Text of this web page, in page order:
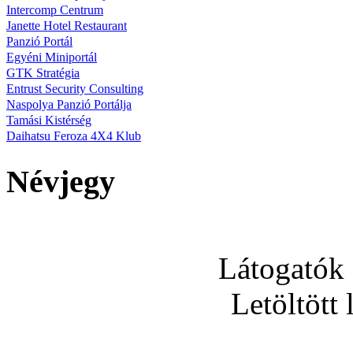
Intercomp Centrum
Janette Hotel Restaurant
Panzió Portál
Egyéni Miniportál
GTK Stratégia
Entrust Security Consulting
Naspolya Panzió Portálja
Tamási Kistérség
Daihatsu Feroza 4X4 Klub
Névjegy
Látogatók
Letöltött